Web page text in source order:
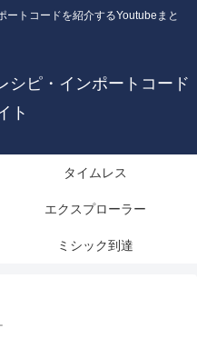
ートコードを紹介するYoutubeまと
シピ・インポートコード
ト
タイムレス
エクスプローラー
ミシック到達